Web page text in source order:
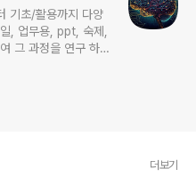
기초/활용까지 다양
, 업무용, ppt, 숙제,
그 과정을 연구 하여
집중 탐구 하여 작성
더보기